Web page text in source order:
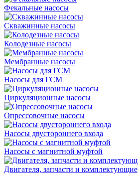
Фекальные насосы
Скважинные насосы
Колодезные насосы
Мембранные насосы
Насосы для ГСМ
Циркуляционные насосы
Опрессовочные насосы
Насосы двустороннего входа
Насосы с магнитной муфтой
Двигателя, запчасти и комплектующие